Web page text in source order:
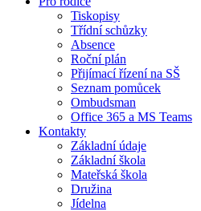
Tiskopisy
Třídní schůzky
Absence
Roční plán
Přijímací řízení na SŠ
Seznam pomůcek
Ombudsman
Office 365 a MS Teams
Kontakty
Základní údaje
Základní škola
Mateřská škola
Družina
Jídelna